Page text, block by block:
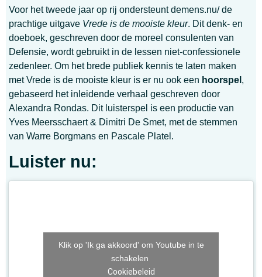
Voor het tweede jaar op rij ondersteunt demens.nu/ de
prachtige uitgave Vrede is de mooiste kleur. Dit denk- en
doeboek, geschreven door de moreel consulenten van
Defensie, wordt gebruikt in de lessen niet-confessionele
zedenleer. Om het brede publiek kennis te laten maken
met Vrede is de mooiste kleur is er nu ook een hoorspel ,
gebaseerd het inleidende verhaal geschreven door
Alexandra Rondas. Dit luisterspel is een productie van
Yves Meersschaert & Dimitri De Smet, met de stemmen
van Warre Borgmans en Pascale Platel.
Luister nu:
Klik op 'Ik ga akkoord' om Youtube in te
schakelen
Cookiebeleid